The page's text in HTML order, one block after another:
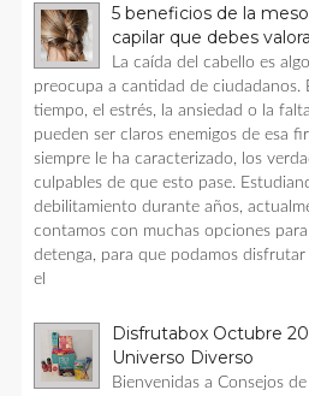
5 beneficios de la
capilar que debes
La caída del cabello es
preocupa a cantidad de ciudadanos.
tiempo, el estrés, la ansiedad o la
pueden ser claros enemigos de esa
siempre le ha caracterizado, los
culpables de que esto pase.
debilitamiento durante años,
contamos con muchas opciones
detenga, para que podamos disfrutar
el
Disfrutabox Octubre
Universo Diverso
Bienvenidas a Consejos